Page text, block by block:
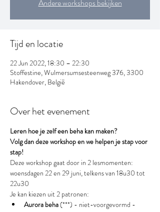
Andere workshops bekijken
Tijd en locatie
22 Jun 2022, 18:30 – 22:30
Stoffestine, Wulmersumsesteenweg 376, 3300
Hakendover, België
Over het evenement
Leren hoe je zelf een beha kan maken?
Volg dan deze workshop en we helpen je stap voor
stap!
Deze workshop gaat door in 2 lesmomenten:
woensdagen 22 en 29 juni, telkens van 18u30 tot
22u30
Je kan kiezen uit 2 patronen:
Aurora beha (***) - niet-voorgevormd -